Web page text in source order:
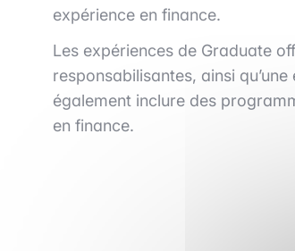
expérience en finance.
Les expériences de Graduate
responsabilisantes, ainsi
également inclure des
en finance.